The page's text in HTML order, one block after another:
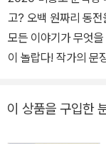
고? 오백 원짜리 동전을 넣고 돌리면 펼쳐지는 마법 같은 이야기 이
모든 이야기가 무엇
이 놀랍다! 작가의 문장 하나하나가 어린이의 깊은 내면을 향해 있는
문학상이 9회를 맞아
이 상품을 구입한